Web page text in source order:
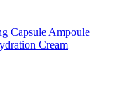
Capsule Ampoule
Cream